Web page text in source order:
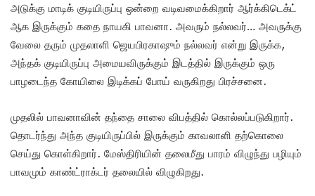
அடுக்கு மாடிக் குடியிருப்பு ஒன்றை வடிவமைக்கிறார் ஆர்க்கிடெக்ட்
ஆக இருக்கும் கதை நாயகி பாவனா. அவரும் நல்லவர்… அவருக்கு
வேலை தரும் முதலாளி ஜெயபிரகாஷும் நல்லவர் என்று இருக்க,
அந்தக் குடியிருப்பு அமையவிருக்கும் இடத்தில் இருக்கும் ஒரு
பாழடைந்த கோயிலை இடிக்கப் போய் வருகிறது பிரச்சனை.
முதலில் பாவனாவின் தந்தை சாலை விபத்தில் கொல்லப்படுகிறார்.
தொடர்ந்து அந்த குடியிருப்பில் இருக்கும் காவலாளி தற்கொலை
செய்து கொள்கிறார். மேஸ்திரியின் தலைமீது பாரம் விழுந்து பழியும்
பாவமும் காண்ட்ராக்டர் தலையில் விழுகிறது.